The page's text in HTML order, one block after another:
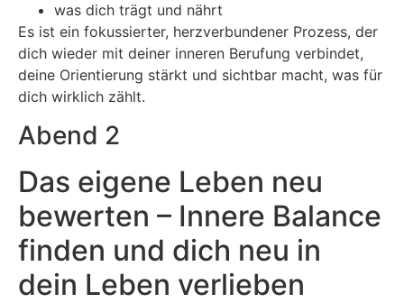
was dich trägt und nährt
Es ist ein fokussierter, herzverbundener Prozess, der
dich wieder mit deiner inneren Berufung verbindet,
deine Orientierung stärkt und sichtbar macht, was für
dich wirklich zählt.
Abend 2
Das eigene Leben neu
bewerten – Innere Balance
finden und dich neu in
dein Leben verlieben